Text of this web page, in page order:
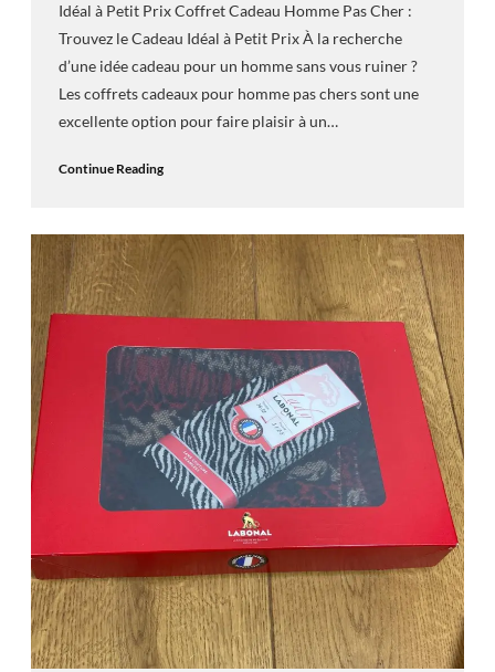
Idéal à Petit Prix Coffret Cadeau Homme Pas Cher :
Trouvez le Cadeau Idéal à Petit Prix À la recherche
d’une idée cadeau pour un homme sans vous ruiner ?
Les coffrets cadeaux pour homme pas chers sont une
excellente option pour faire plaisir à un…
Continue Reading